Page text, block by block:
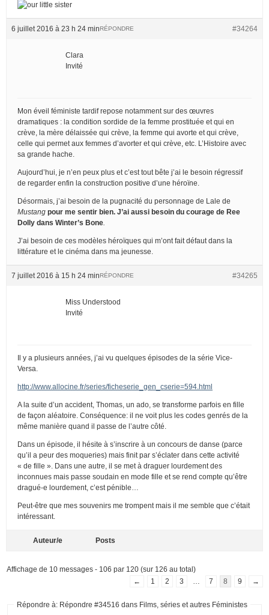
6 juillet 2016 à 23 h 24 min #34264
RÉPONDRE
Clara
Invité
Mon éveil féministe tardif repose notamment sur des œuvres
dramatiques : la condition sordide de la femme prostituée et qui en
crève, la mère délaissée qui crève, la femme qui avorte et qui crève,
celle qui permet aux femmes d’avorter et qui crève, etc. L’Histoire avec
sa grande hache.
Aujourd’hui, je n’en peux plus et c’est tout bête j’ai le besoin régressif
de regarder enfin la construction positive d’une héroïne.
Désormais, j’ai besoin de la pugnacité du personnage de Lale de
Mustang pour me sentir bien. J’ai aussi besoin du courage de Ree
Dolly dans Winter’s Bone
J’ai besoin de ces modèles héroïques qui m’ont fait défaut dans la
littérature et le cinéma dans ma jeunesse.
7 juillet 2016 à 15 h 24 min #34265
RÉPONDRE
Miss Understood
Invité
Il y a plusieurs années, j’ai vu quelques épisodes de la série Vice-
Versa.
http://www.allocine.fr/series/ficheserie_gen_cserie=594.html
A la suite d’un accident, Thomas, un ado, se transforme parfois en fille
de façon aléatoire. Conséquence: il ne voit plus les codes genrés de la
même manière quand il passe de l’autre côté.
Dans un épisode, il hésite à s’inscrire à un concours de danse (parce
qu’il a peur des moqueries) mais finit par s’éclater dans cette activité
« de fille ». Dans une autre, il se met à draguer lourdement des
inconnues mais passe soudain en mode fille et se rend compte qu’être
dragué-e lourdement, c’est pénible…
Peut-être que mes souvenirs me trompent mais il me semble que c’était
intéressant.
Auteur/e Posts
Affichage de 10 messages - 106 par 120 (sur 126 au total)
←
1 2 3 7 8 9 →
Répondre à: Répondre #34516 dans Films, séries et autres Féministes